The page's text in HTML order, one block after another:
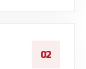
02